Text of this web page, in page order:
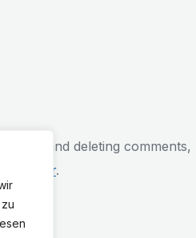
and deleting
Gravatar.